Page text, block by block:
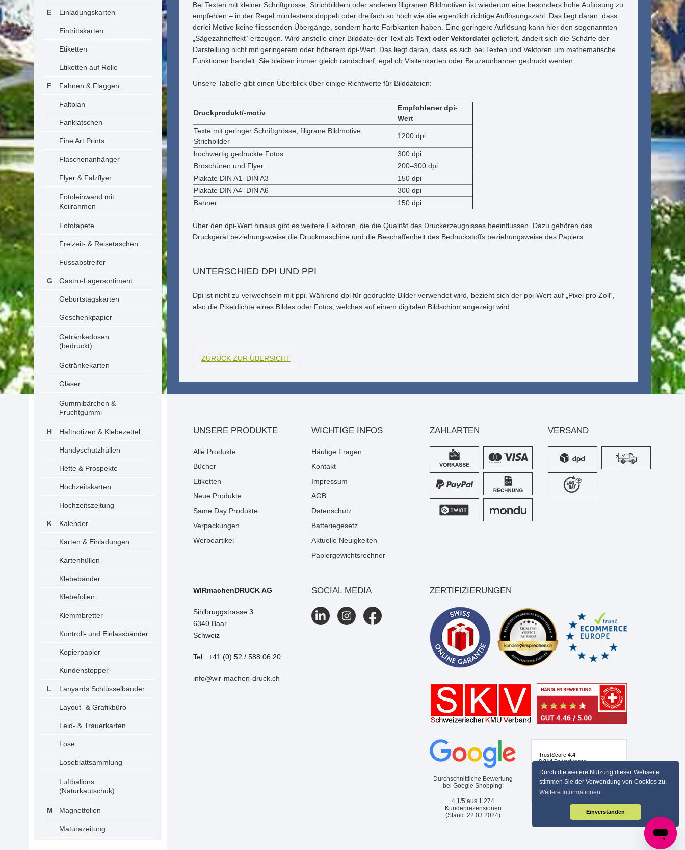
Durch die weitere Nutzung dieser Webseite
stimmen Sie der Verwendung von Cookies zu.
Weitere Informationen
Einverstanden
Einladungskarten
Eintrittskarten
Etiketten
Etiketten auf Rolle
Fahnen & Flaggen
Faltplan
Fanklatschen
Fine Art Prints
Flaschenanhänger
Flyer & Falzflyer
Fotoleinwand mit
Keilrahmen
Fototapete
Freizeit- & Reisetaschen
Fussabstreifer
Gastro-Lagersortiment
Geburtstagskarten
Geschenkpapier
Getränkedosen
(bedruckt)
Getränkekarten
Gläser
Gummibärchen &
Fruchtgummi
Haftnotizen & Klebezettel
Handyschutzhüllen
Hefte & Prospekte
Hochzeitskarten
Hochzeitszeitung
Kalender
Karten & Einladungen
Kartenhüllen
Klebebänder
Klebefolien
Klemmbretter
Kontroll- und Einlassbänder
Kopierpapier
Kundenstopper
Lanyards Schlüsselbänder
Layout- & Grafikbüro
Leid- & Trauerkarten
Lose
Loseblattsammlung
Luftballons
(Naturkautschuk)
Magnetfolien
Maturazeitung
Bei Texten mit kleiner Schriftgrösse, Strichbildern oder anderen filigranen Bildmotiven ist wiederum eine besonders hohe Auflösung zu
empfehlen – in der Regel mindestens doppelt oder dreifach so hoch wie die eigentlich richtige Auflösungszahl. Das liegt daran, dass
derlei Motive keine fliessenden Übergänge, sondern harte Farbkanten haben. Eine geringere Auflösung kann hier den sogenannten
„Sägezahneffekt“ erzeugen. Wird anstelle einer Bilddatei der Text als Text oder Vektordatei geliefert, ändert sich die Schärfe der
Darstellung nicht mit geringerem oder höherem dpi-Wert. Das liegt daran, dass es sich bei Texten und Vektoren um mathematische
Funktionen handelt. Sie bleiben immer gleich randscharf, egal ob Visitenkarten oder Bauzaunbanner gedruckt werden.
Unsere Tabelle gibt einen Überblick über einige Richtwerte für Bilddateien:
Druckprodukt/-motiv
Empfohlener dpi-
Wert
Texte mit geringer Schriftgrösse, filigrane Bildmotive,
Strichbilder
1200 dpi
hochwertig gedruckte Fotos
300 dpi
Broschüren und Flyer
200–300 dpi
Plakate DIN A1–DIN A3
150 dpi
Plakate DIN A4–DIN A6
300 dpi
Banner
150 dpi
Über den dpi-Wert hinaus gibt es weitere Faktoren, die die Qualität des Druckerzeugnisses beeinflussen. Dazu gehören das
Druckgerät beziehungsweise die Druckmaschine und die Beschaffenheit des Bedruckstoffs beziehungsweise des Papiers.
UNTERSCHIED DPI UND PPI
Dpi ist nicht zu verwechseln mit ppi. Während dpi für gedruckte Bilder verwendet wird, bezieht sich der ppi-Wert auf „Pixel pro Zoll“,
also die Pixeldichte eines Bildes oder Fotos, welches auf einem digitalen Bildschirm angezeigt wird.
ZURÜCK ZUR ÜBERSICHT
UNSERE PRODUKTE
Alle Produkte
Bücher
Etiketten
Neue Produkte
Same Day Produkte
Verpackungen
Werbeartikel
WICHTIGE INFOS
Häufige Fragen
Kontakt
Impressum
AGB
Datenschutz
Batteriegesetz
Aktuelle Neuigkeiten
Papiergewichtsrechner
ZAHLARTEN VERSAND
WIRmachenDRUCK AG
Sihlbruggstrasse 3
6340 Baar
Schweiz
Tel.: +41 (0) 52 / 588 06 20
info@wir-machen-druck.ch
SOCIAL MEDIA ZERTIFIZIERUNGEN
Durchschnittliche Bewertung
bei Google Shopping:
4,1/5 aus 1.274
Kundenrezensionen
(Stand: 22.03.2024)